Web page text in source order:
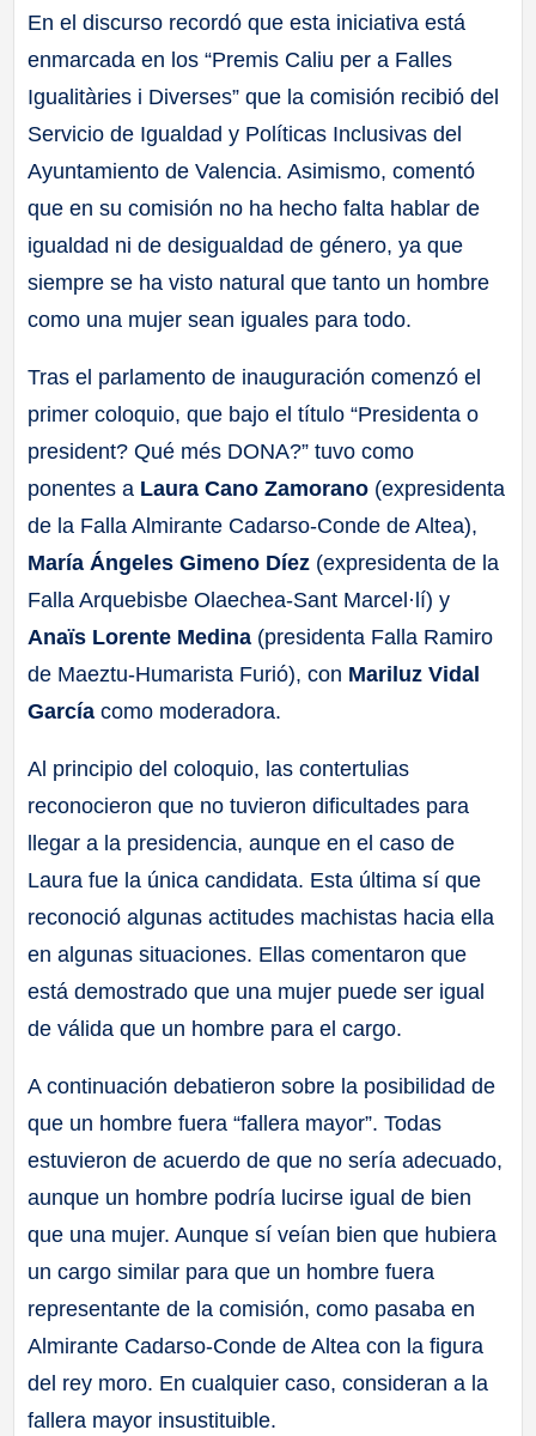
En el discurso recordó que esta iniciativa está
enmarcada en los “Premis Caliu per a Falles
Igualitàries i Diverses” que la comisión recibió del
Servicio de Igualdad y Políticas Inclusivas del
Ayuntamiento de Valencia. Asimismo, comentó
que en su comisión no ha hecho falta hablar de
igualdad ni de desigualdad de género, ya que
siempre se ha visto natural que tanto un hombre
como una mujer sean iguales para todo.
Tras el parlamento de inauguración comenzó el
primer coloquio, que bajo el título “Presidenta o
president? Qué més DONA?” tuvo como
ponentes a Laura Cano Zamorano (expresidenta
de la Falla Almirante Cadarso-Conde de Altea),
María Ángeles Gimeno Díez (expresidenta de la
Falla Arquebisbe Olaechea-Sant Marcel·lí) y
Anaïs Lorente Medina (presidenta Falla Ramiro
de Maeztu-Humarista Furió), con Mariluz Vidal
García como moderadora.
Al principio del coloquio, las contertulias
reconocieron que no tuvieron dificultades para
llegar a la presidencia, aunque en el caso de
Laura fue la única candidata. Esta última sí que
reconoció algunas actitudes machistas hacia ella
en algunas situaciones. Ellas comentaron que
está demostrado que una mujer puede ser igual
de válida que un hombre para el cargo.
A continuación debatieron sobre la posibilidad de
que un hombre fuera “fallera mayor”. Todas
estuvieron de acuerdo de que no sería adecuado,
aunque un hombre podría lucirse igual de bien
que una mujer. Aunque sí veían bien que hubiera
un cargo similar para que un hombre fuera
representante de la comisión, como pasaba en
Almirante Cadarso-Conde de Altea con la figura
del rey moro. En cualquier caso, consideran a la
fallera mayor insustituible.